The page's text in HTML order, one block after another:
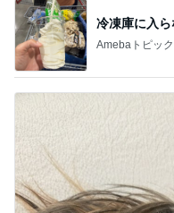
冷凍庫に入
Amebaトピッ